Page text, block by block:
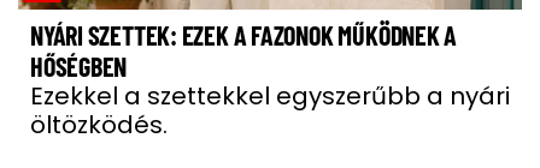
NYÁRI SZETTEK: EZEK A FAZONOK MŰKÖDNEK A
HŐSÉGBEN
Ezekkel a szettekkel egyszerűbb a nyári
öltözködés.